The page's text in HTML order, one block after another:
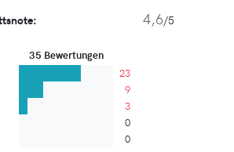
4,6/5
35 Bewertungen
23
9
3
0
0